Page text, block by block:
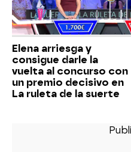
Elena arriesga y
consigue darle la
vuelta al concurso con
un premio decisivo en
La ruleta de la suerte